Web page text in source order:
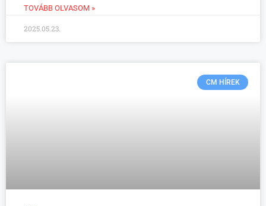
TOVÁBB OLVASOM »
2025.05.23.
CM HÍREK